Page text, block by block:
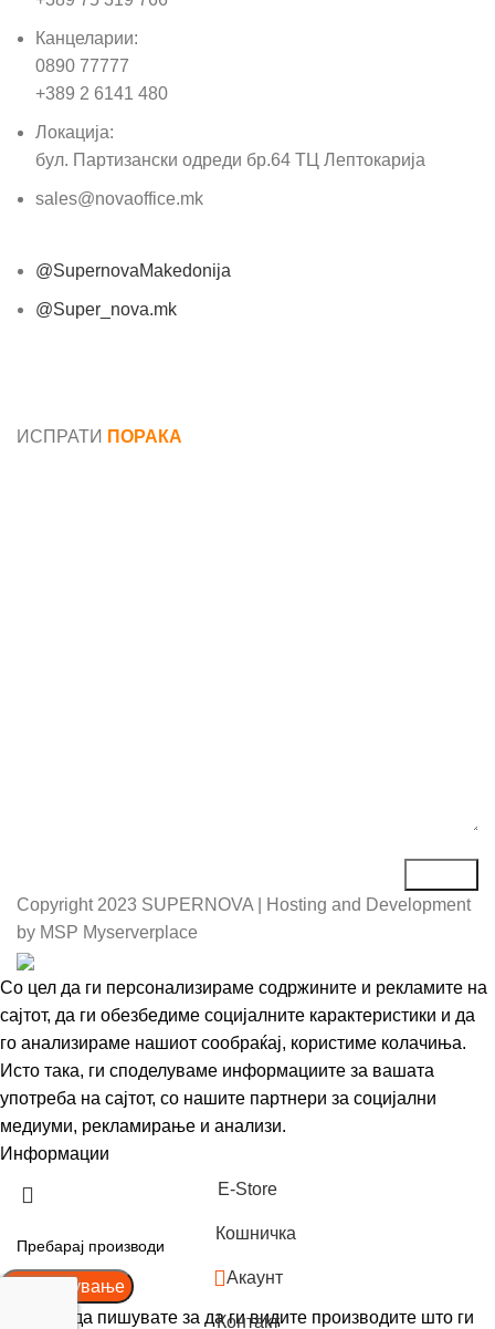
Канцеларии:
0890 77777
+389 2 6141 480
Локација:
бул. Партизански одреди бр.64 ТЦ Лептокарија
sales@novaoffice.mk
@SupernovaMakedonija
@Super_nova.mk
ИСПРАТИ ПОРАКА
Copyright 2023 SUPERNOVA | Hosting and Development
by MSP Myserverplace
Со цел да ги персонализираме содржините и рекламите на
сајтот, да ги обезбедиме социјалните карактеристики и да
го анализираме нашиот сообраќај, користиме колачиња.
Исто така, ги споделуваме информациите за вашата
употреба на сајтот, со нашите партнери за социјални
медиуми, рекламирање и анализи.
Информации
Пребарување
Почнете да пишувате за да ги видите производите што ги
Е-Store
Кошничка
Акаунт
Контакт